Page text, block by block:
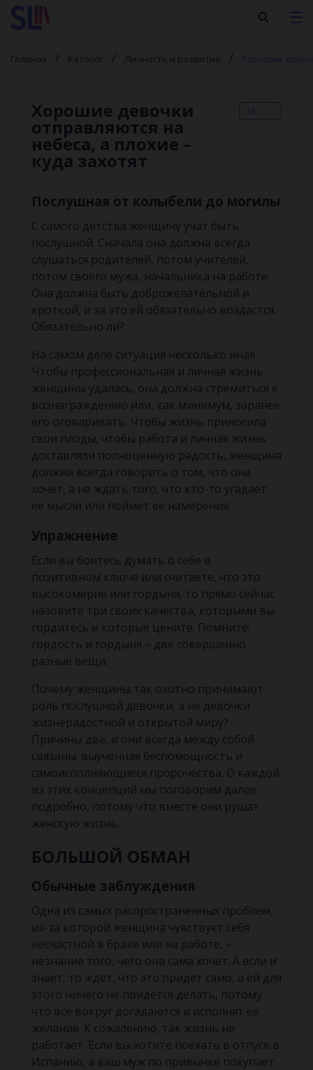
Главная Каталог Личность и развитие
Хорошие девочки
отправляются на
небеса, а плохие –
куда захотят
16
Послушная от колыбели до могилы
С самого детства женщину учат быть
послушной. Сначала она должна всегда
слушаться родителей, потом учителей,
потом своего мужа, начальника на работе.
Она должна быть доброжелательной и
кроткой, и за это ей обязательно воздастся.
Обязательно ли?
На самом деле ситуация несколько иная.
Чтобы профессиональная и личная жизнь
женщины удалась, она должна стремиться к
вознаграждению или, как минимум, заранее
его оговаривать. Чтобы жизнь приносила
свои плоды, чтобы работа и личная жизнь
доставляли полноценную радость, женщина
должна всегда говорить о том, что она
хочет, а не ждать того, что кто-то угадает
ее мысли или поймет ее намерения.
Упражнение
Если вы боитесь думать о себе в
позитивном ключе или считаете, что это
высокомерие или гордыня, то прямо сейчас
назовите три своих качества, которыми вы
гордитесь и которые цените. Помните:
гордость и гордыня – две совершенно
разные вещи.
Почему женщины так охотно принимают
роль послушной девочки, а не девочки
жизнерадостной и открытой миру?
Причины две, и они всегда между собой
связаны: выученная беспомощность и
самоисполняющиеся пророчества. О каждой
из этих концепций мы поговорим далее
подробно, потому что вместе они рушат
женскую жизнь.
БОЛЬШОЙ ОБМАН
Обычные заблуждения
Одна из самых распространенных проблем,
из-за которой женщина чувствует себя
несчастной в браке или на работе, –
незнание того, чего она сама хочет. А если и
знает, то ждет, что это придет само, а ей для
этого ничего не придется делать, потому
что все вокруг догадаются и исполнят ее
желание. К сожалению, так жизнь не
работает. Если вы хотите поехать в отпуск в
Испанию, а ваш муж по привычке покупает